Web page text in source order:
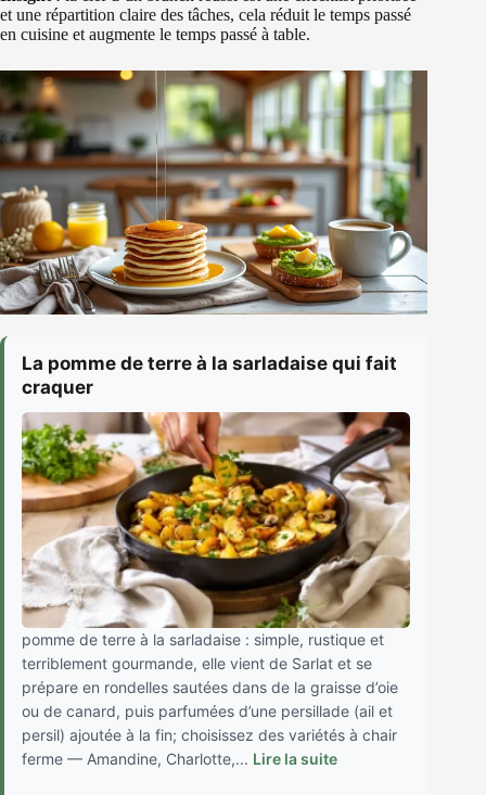
et une répartition claire des tâches, cela réduit le temps passé
en cuisine et augmente le temps passé à table.
La pomme de terre à la sarladaise qui fait
craquer
pomme de terre à la sarladaise : simple, rustique et
terriblement gourmande, elle vient de Sarlat et se
prépare en rondelles sautées dans de la graisse d’oie
ou de canard, puis parfumées d’une persillade (ail et
persil) ajoutée à la fin; choisissez des variétés à chair
ferme — Amandine, Charlotte,... Lire la suite